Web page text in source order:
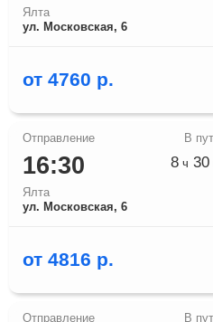
Ялта
ул. Московская, 6
от 4760 р.
16:30
Ялта
ул. Московская, 6
8 ч 30
от 4816 р.